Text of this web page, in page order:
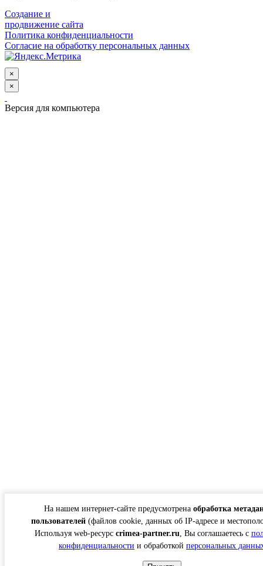
На нашем интернет-сайте предусмотрена обработка
пользователей(файлов cookie, данных об IP-адресе и
Используя web-ресурс crimea-partner.ru, Вы соглашаетесь с
конфиденциальности и обработкой персональных
Создание и
продвижение сайта
Политика конфиденциальности
Согласие на обработку персональных данных
×
×
Версия для компьютера